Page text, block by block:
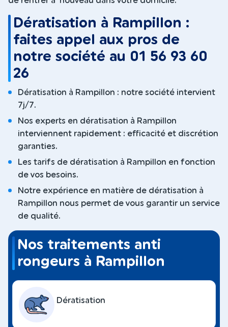
Dératisation à Rampillon :
faites appel aux pros de
notre société au 01 56 93 60
26
Dératisation à Rampillon : notre société intervient
7j/7.
Nos experts en dératisation à Rampillon
interviennent rapidement : efficacité et discrétion
garanties.
Les tarifs de dératisation à Rampillon en fonction
de vos besoins.
Notre expérience en matière de dératisation à
Rampillon nous permet de vous garantir un service
de qualité.
Nos traitements anti
rongeurs à Rampillon
Dératisation